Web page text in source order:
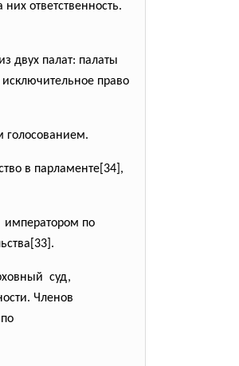
ответственность.
двух палат: палаты
исключительное право
голосованием.
в парламенте[34],
императором по
суд,
Членов